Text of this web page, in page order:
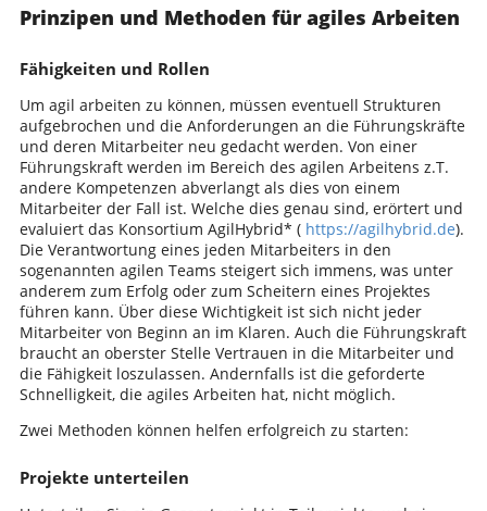
Prinzipen und Methoden für agiles Arbeiten
Fähigkeiten und Rollen
Um agil arbeiten zu können, müssen eventuell Strukturen
aufgebrochen und die Anforderungen an die Führungskräfte
und deren Mitarbeiter neu gedacht werden. Von einer
Führungskraft werden im Bereich des agilen Arbeitens z.T.
andere Kompetenzen abverlangt als dies von einem
Mitarbeiter der Fall ist. Welche dies genau sind, erörtert und
evaluiert das Konsortium AgilHybrid* (https://agilhybrid.de).
Die Verantwortung eines jeden Mitarbeiters in den
sogenannten agilen Teams steigert sich immens, was unter
anderem zum Erfolg oder zum Scheitern eines Projektes
führen kann. Über diese Wichtigkeit ist sich nicht jeder
Mitarbeiter von Beginn an im Klaren. Auch die Führungskraft
braucht an oberster Stelle Vertrauen in die Mitarbeiter und
die Fähigkeit loszulassen. Andernfalls ist die geforderte
Schnelligkeit, die agiles Arbeiten hat, nicht möglich.
Zwei Methoden können helfen erfolgreich zu starten:
Projekte unterteilen